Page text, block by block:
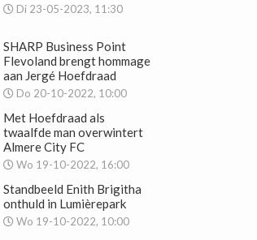
Di 23-05-2023, 11:30
SHARP Business Point
Flevoland brengt hommage
aan Jergé Hoefdraad
Do 20-10-2022, 10:00
Met Hoefdraad als
twaalfde man overwintert
Almere City FC
Wo 19-10-2022, 16:00
Standbeeld Enith Brigitha
onthuld in Lumièrepark
Wo 19-10-2022, 10:00